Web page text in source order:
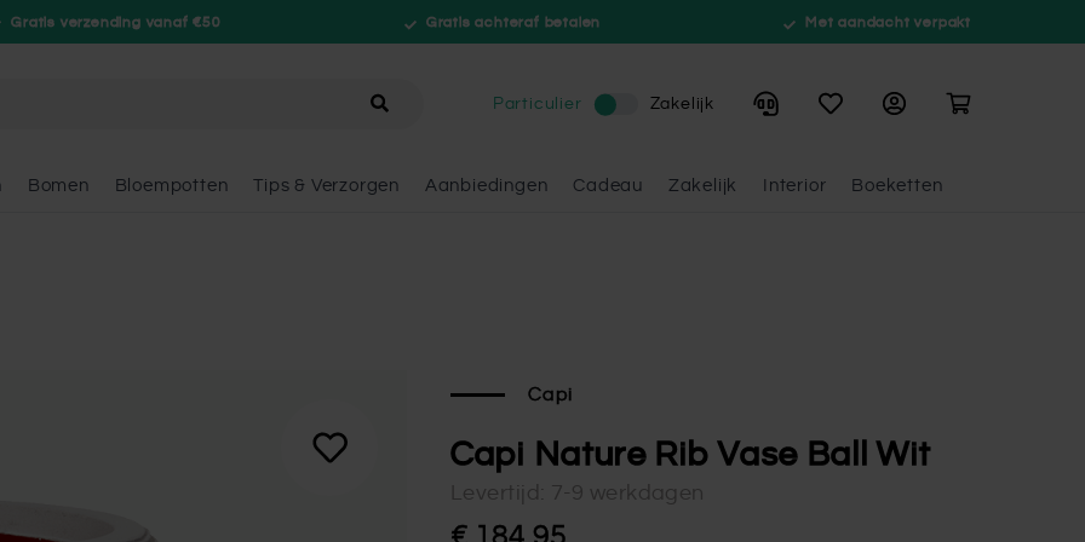
Gratis verzending vanaf €50 Gratis achteraf betalen Met aandacht verpakt
Bomen Bloempotten Tips & Verzorgen Aanbiedingen Cadeau Zakelijk Interior Boeketten
Particulier Zakelijk Winkelwagen
Capi
Capi Nature Rib Vase Ball Wit
Levertijd: 7-9 werkdagen